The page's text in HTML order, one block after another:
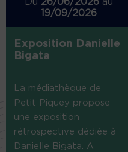
19/09/2026
Exposition Danielle
Bigata
La médiathèque de
Petit Piquey propose
une exposition
rétrospective dédiée à
Danielle Bigata. A